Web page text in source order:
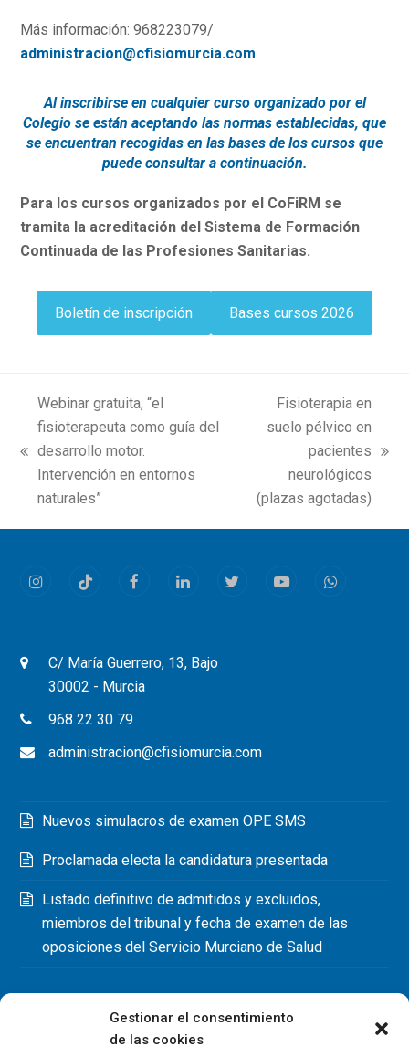
Gestionar el consentimiento
de las cookies
Más información: 968223079/
administracion@cfisiomurcia.com
Al inscribirse en cualquier curso organizado por el
Colegio se están aceptando las normas establecidas, que
se encuentran recogidas en las bases de los cursos que
puede consultar a continuación.
Para los cursos organizados por el CoFiRM se
tramita la acreditación del Sistema de Formación
Continuada de las Profesiones Sanitarias.
Boletín de inscripción Bases cursos 2026
previous
post:
Webinar gratuita, “el
fisioterapeuta como guía del
desarrollo motor.
Intervención en entornos
naturales”
Fisioterapia en
suelo pélvico en
pacientes
neurológicos
(plazas agotadas)
InstagramTiktok FacebookLinkedInTwitterYoutubeWhatsapp
C/ María Guerrero, 13, Bajo
30002 - Murcia
968 22 30 79
administracion@cfisiomurcia.com
Nuevos simulacros de examen OPE SMS
Proclamada electa la candidatura presentada
Listado definitivo de admitidos y excluidos,
miembros del tribunal y fecha de examen de las
oposiciones del Servicio Murciano de Salud